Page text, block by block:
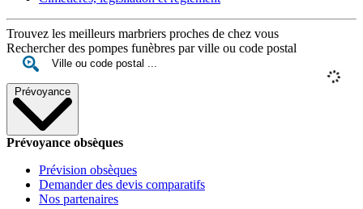
Trouvez les meilleurs marbriers proches de chez vous
Rechercher des pompes funèbres par ville ou code postal
Prévoyance
Prévoyance obsèques
Prévision obsèques
Demander des devis comparatifs
Nos partenaires